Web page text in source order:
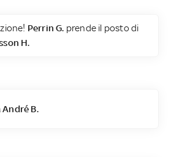
Perrin G. prende il posto di
H.
André B.